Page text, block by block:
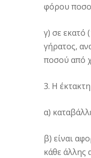
φόρου
γ) σε εκατό
γήρατος,
ποσού από
3. Η
α)
β) είναι
κάθε άλλης